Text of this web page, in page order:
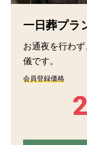
一日葬プラ
お通夜を行わ
儀です。
会員登録価格